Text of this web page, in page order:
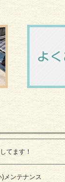
てます！
メンテナンス